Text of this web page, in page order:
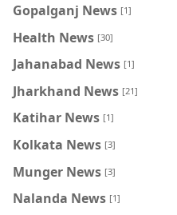
Gopalganj News [1]
Health News [30]
Jahanabad News [1]
Jharkhand News [21]
Katihar News [1]
Kolkata News [3]
Munger News [3]
Nalanda News [1]